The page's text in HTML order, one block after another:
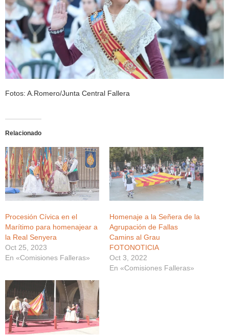
Fotos: A.Romero/Junta Central Fallera
Relacionado
Procesión Cívica en el
Marítimo para homenajear a
la Real Senyera
Oct 25, 2023
En «Comisiones Falleras»
Homenaje a la Señera de la
Agrupación de Fallas
Camins al Grau
FOTONOTICIA
Oct 3, 2022
En «Comisiones Falleras»